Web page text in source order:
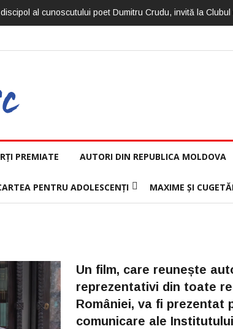
al cunoscutului poet Dumitru Crudu, invită la Clubul
PREMIATE AUTORI DIN REPUBLICA MOLDOVA
PENTRU ADOLESCENȚI MAXIME ȘI
Un film, care reunește
reprezentativi din toate
României, va fi prezentat
comunicare ale